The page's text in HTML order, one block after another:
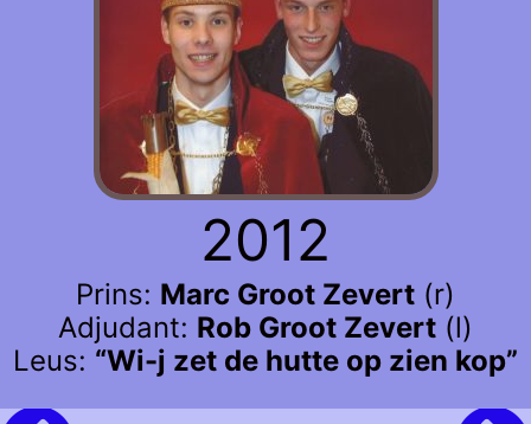
2012
Prins: Marc Groot Zevert (r)
Adjudant: Rob Groot Zevert (l)
Leus: “Wi-j zet de hutte op zien kop”